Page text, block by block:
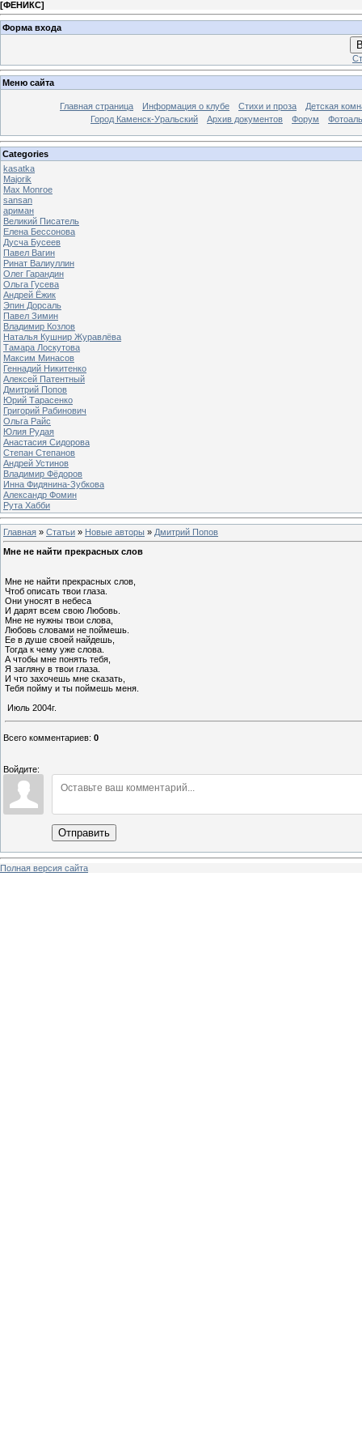
[ФЕНИКС]
Форма входа
Меню сайта
Главная страница Информация о клубе Стихи и проза
Детская
Город Каменск-Уральский
Архив документов Форум
Categories
kasatka
Majorik
Max Monroe
sansan
ариман
Великий Писатель
Елена Бессонова
Дусча Бусеев
Павел Вагин
Ринат Валиуллин
Олег Гарандин
Ольга Гусева
Андрей Ёжик
Эпин Дорсаль
Павел Зимин
Владимир Козлов
Наталья Кушнир Журавлёва
Тамара Лоскутова
Максим Минасов
Геннадий Никитенко
Алексей Патентный
Дмитрий Попов
Юрий Тарасенко
Григорий Рабинович
Ольга Райс
Юлия Рудая
Анастасия Сидорова
Степан Степанов
Андрей Устинов
Владимир Фёдоров
Инна Фидянина-Зубкова
Александр Фомин
Рута Хабби
Главная » Статьи » Новые авторы » Дмитрий Попов
Мне не найти прекрасных слов
Мне не найти прекрасных слов,
Чтоб описать твои глаза.
Они уносят в небеса
И дарят всем свою Любовь.
Мне не нужны твои слова,
Любовь словами не поймешь.
Ее в душе своей найдешь,
Тогда к чему уже слова.
А чтобы мне понять тебя,
Я загляну в твои глаза.
И что захочешь мне сказать,
Тебя пойму и ты поймешь меня.
Июль 2004г.
Всего комментариев: 0
Войдите:
Отправить
Полная версия сайта